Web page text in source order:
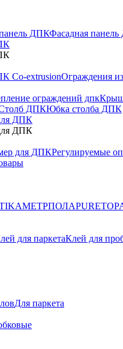
панель ДПКФасадная
Co-extrusionОграждения
ограждений дпк
ДПКЮбка столба ДПК
ДПК
ДПК
для ДПКРегулируемые
МЕТРПОЛАPURETOP
для паркетаКлей для
Для паркета